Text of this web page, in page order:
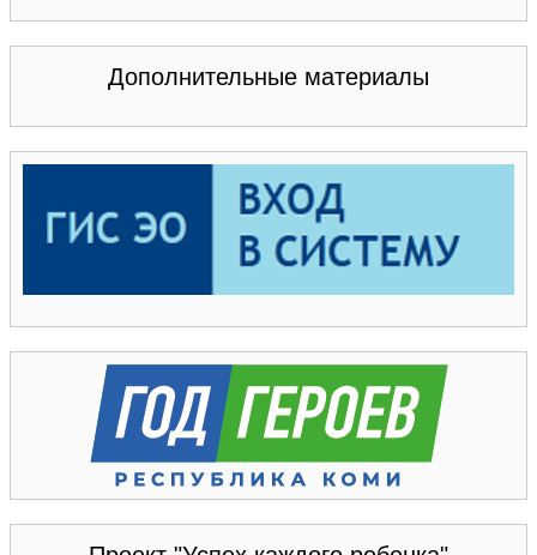
Дополнительные материалы